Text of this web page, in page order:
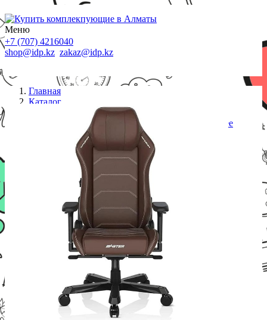
Меню
+7 (707) 4216040
shop@idp.kz zakaz@idp.kz
Главная
Каталог
Игровое кресло DX Racer MAS-I238S-C-A3 coffee